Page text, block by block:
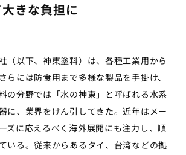
きな負担に
（以下、神東塗料）は、各種工業用から
らには防食用まで多様な製品を手掛け、
の分野では「水の神東」と呼ばれる水系
に、業界をけん引してきた。近年はメー
ズに応えるべく海外展開にも注力し、順
いる。従来からあるタイ、台湾などの拠